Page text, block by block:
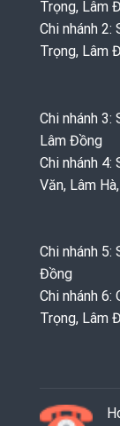
Trọng, Lâm
Chi nhánh
Trọng, Lâm
Chi nhánh 3:
Lâm Đồng
Chi nhánh
Văn, Lâm
Chi nhánh 5:
Đồng
Chi nhánh 6:
Trọng, Lâm